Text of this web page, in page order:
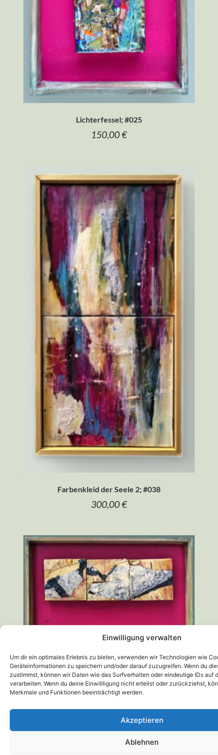
Einwilligung verwalten
Um dir ein optimales Erlebnis zu bieten, verwenden wir Technologien wie
Geräteinformationen zu speichern und/oder darauf zuzugreifen. Wenn du
zustimmst, können wir Daten wie das Surfverhalten oder eindeutige IDs auf
verarbeiten. Wenn du deine Einwillligung nicht erteilst oder zurückziehst,
Merkmale und Funktionen beeinträchtigt werden.
Akzeptieren
Ablehnen
Lichterfessel; #025
150,00€
Farbenkleid der Seele 2; #038
300,00€
Zerbrochene Verse; #032
200,00€